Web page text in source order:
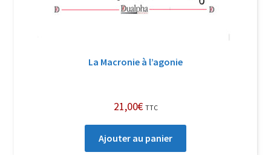
La Macronie à l’agonie
21,00€ TTC
Ajouter au panier